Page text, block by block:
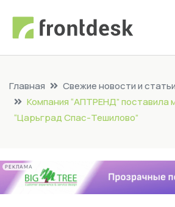
Главная
Свежие новости и статьи
Компания “АПТРЕНД” поставила
“Царьград Спас-Тешилово”
РЕКЛАМА